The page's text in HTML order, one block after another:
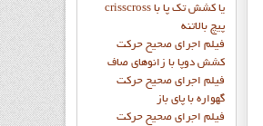
crisscross يا كشش تك پا با
پيچ بالاتنه
فيلم اجراي صحيح حرکت
كشش دوپا با زانوهاي صاف
فيلم اجراي صحيح حرکت
گهواره با پاي باز
فيلم اجراي صحيح حرکت